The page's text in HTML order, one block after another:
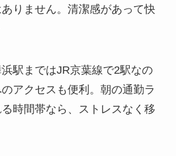
りません。清潔感があって快
駅まではJR京葉線で2駅なの
アクセスも便利。朝の通勤ラ
時間帯なら、ストレスなく移